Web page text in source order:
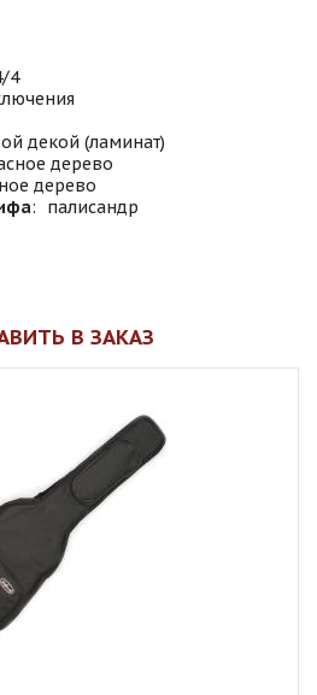
4
декой (ламинат)
дерево
дерево
:
палисандр
В ЗАКАЗ